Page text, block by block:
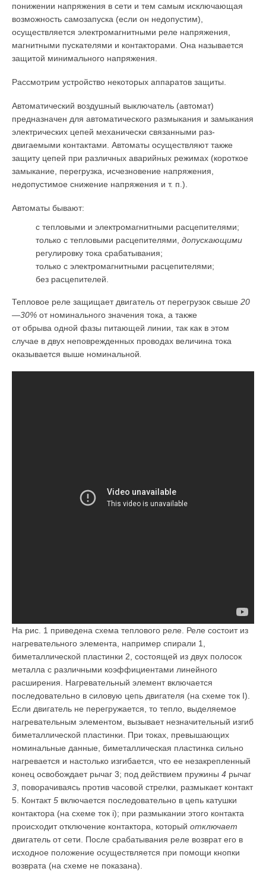
понижении напряжения в сети и тем самым исключающая
возможность самозапуска (если он недопустим),
осуществляется электромагнитными реле напряжения,
магнитными пускателями и контакторами. Она называется
защитой минималь­ного напряжения.
Рассмотрим устройство некоторых аппаратов защиты.
Автоматический воздушный выключа­тель (автомат)
предназначен для автоматического размыкания и замыкания
электрических цепей механически связанными раз­
двигаемыми контактами. Автоматы осуществляют также
защиту цепей при различных аварийных режимах (короткое
замыкание, перегрузка, исчезновение напряжения,
недопустимое снижение напряжения и т. п.).
Автоматы бывают:
с тепловыми и электро­магнитными расцепителями;
только с тепловыми рас­цепителями, допускающими
ре­гулировку тока срабатывания;
только с электромагнит­ными расцепителями;
без расцепителей.
Тепловое реле защищает двигатель от перегрузок свыше 20
—30% от номинального значения тока, а также
от обрыва одной фазы питающей линии, так как в этом
случае в двух неповрежденных проводах величина тока
оказывается выше номинальной
На рис. 1 приведена схема теплового реле. Реле состоит из
нагревательного элемента, например спирали 1,
биметаллической пластинки 2, состоящей из двух полосок
металла с различными коэффициентами линейного
расширения. Нагревательный элемент включается
последовательно в силовую цепь двигателя (на схеме ток I).
Если двигатель не перегружается, то тепло, выделяемое
нагревательным элементом, вызывает незначительный изгиб
би­металлической пластинки. При токах, превышающих
номинальные данные, биметаллическая пластинка сильно
нагревается и настолько из­гибается, что ее незакрепленный
конец освобождает рычаг 3; под действием пружины 4 рычаг
3 , поворачиваясь против часовой стрелки, размыкает контакт
5. Контакт5 включается последова­тельно в цепь катушки
контактора (на схеме ток i); при размыка­нии этого контакта
происходит отключение контактора, который отключает
двигатель от сети. После срабатывания реле возврат его в
исходное положение осуществляется при помощи кнопки
возврата (на схеме не показана).